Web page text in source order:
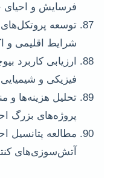
فرسایش و احیای
توسعه پروتکل‌های
شرایط اقلیمی و
ارزیابی کاربرد
فیزیکی و
تحلیل هزینه‌ها
پروژه‌های بزرگ
مطالعه پتانسیل
آتش‌سوزی‌های